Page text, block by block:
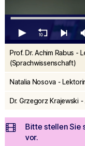
seconds
of
17
seconds
Prof. Dr. Achim Rabus -
(Sprachwissenschaft)
Natalia Nosova -
Dr. Grzegorz Krajewski
Bitte stellen Sie
vor.